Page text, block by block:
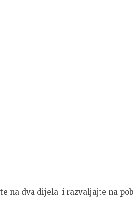
na dva dijela i razvaljajte na